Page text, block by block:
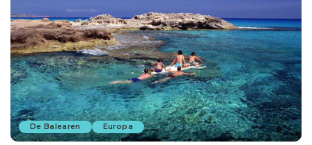
De Balearen Europa